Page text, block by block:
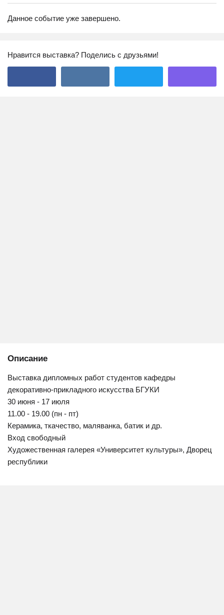
Данное событие уже завершено.
Нравится выставка? Поделись с друзьями!
Описание
Выставка дипломных работ студентов кафедры
декоративно-прикладного искусства БГУКИ
30 июня - 17 июля
11.00 - 19.00 (пн - пт)
Керамика, ткачество, маляванка, батик и др.
Вход свободный
Художественная галерея «Университет культуры», Дворец
республики